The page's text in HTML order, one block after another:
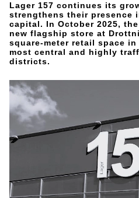
Lager 157 continues its
strengthens their presence
capital. In October 2025,
new flagship store at
square-meter retail space in
most central and highly
districts.